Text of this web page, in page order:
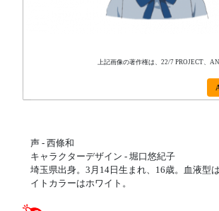
上記画像の著作権は、22/7 PROJECT、
声 - 西條和
キャラクターデザイン - 堀口悠紀子
埼玉県出身。3月14日生まれ、16歳。血液型
イトカラーはホワイト。